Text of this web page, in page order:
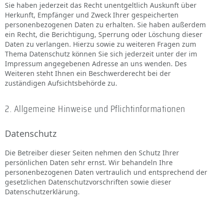
Sie haben jederzeit das Recht unentgeltlich Auskunft über
Herkunft, Empfänger und Zweck Ihrer gespeicherten
personenbezogenen Daten zu erhalten. Sie haben außerdem
ein Recht, die Berichtigung, Sperrung oder Löschung dieser
Daten zu verlangen. Hierzu sowie zu weiteren Fragen zum
Thema Datenschutz können Sie sich jederzeit unter der im
Impressum angegebenen Adresse an uns wenden. Des
Weiteren steht Ihnen ein Beschwerderecht bei der
zuständigen Aufsichtsbehörde zu.
2. Allgemeine Hinweise und Pflichtinformationen
Datenschutz
Die Betreiber dieser Seiten nehmen den Schutz Ihrer
persönlichen Daten sehr ernst. Wir behandeln Ihre
personenbezogenen Daten vertraulich und entsprechend der
gesetzlichen Datenschutzvorschriften sowie dieser
Datenschutzerklärung.